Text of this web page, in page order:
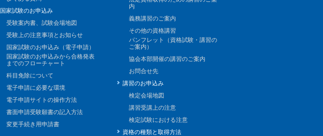
国家試験のお申込み
受験案内書、試験会場地図
受験上の注意事項とお知らせ
国家試験のお申込み（電子申請）
国家試験のお申込みから合格発表
までのフローチャート
科目免除について
電子申請に必要な環境
電子申請サイトの操作方法
書面申請受験願書の記入方法
変更手続き用申請書
内
義務講習のご案内
その他の資格講習
パンフレット（資格試験・講習の
ご案内）
協会本部開催の講習のご案内
お問合せ先
講習のお申込み
検定会場地図
講習受講上の注意
検定試験における注意
資格の種類と取得方法